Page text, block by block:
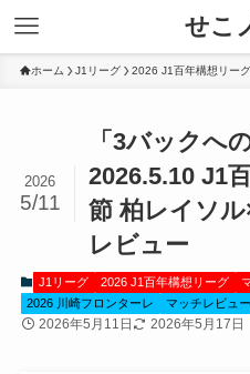
せこ
ホーム J1リーグ 2026 J1百年構想リーグ
「3バックへ
2026.5.10 J1
節 柏レイソ
レビュー
2026
5/11
J1リーグ 2026 J1百年構想リーグ
2026 川崎フロンターレ
マッチレビュー
2026年5月11日 2026年5月17日